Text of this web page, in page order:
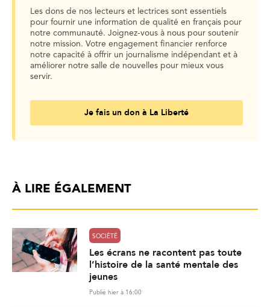
Les dons de nos lecteurs et lectrices sont essentiels
pour fournir une information de qualité en français pour
notre communauté. Joignez-vous à nous pour soutenir
notre mission. Votre engagement financier renforce
notre capacité à offrir un journalisme indépendant et à
améliorer notre salle de nouvelles pour mieux vous
servir.
Je fais un don à La Liberté
À LIRE ÉGALEMENT
SOCIÉTÉ
Les écrans ne racontent pas toute
l’histoire de la santé mentale des
jeunes
Publié hier à 16:00